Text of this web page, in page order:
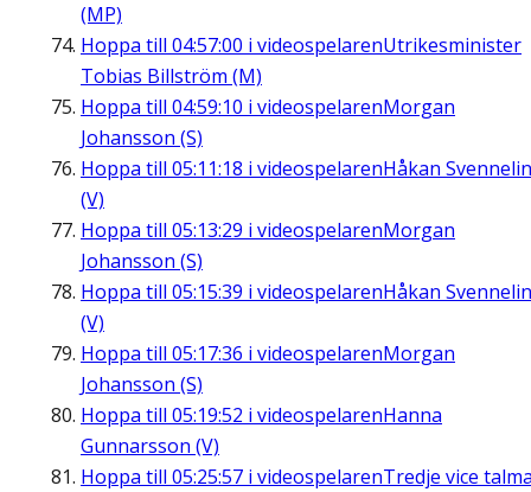
(MP)
Hoppa till 04:57:00 i videospelarenUtrikesminister
Tobias Billström (M)
Hoppa till 04:59:10 i videospelarenMorgan
Johansson (S)
Hoppa till 05:11:18 i videospelarenHåkan
(V)
Hoppa till 05:13:29 i videospelarenMorgan
Johansson (S)
Hoppa till 05:15:39 i videospelarenHåkan
(V)
Hoppa till 05:17:36 i videospelarenMorgan
Johansson (S)
Hoppa till 05:19:52 i videospelarenHanna
Gunnarsson (V)
Hoppa till 05:25:57 i videospelarenTredje vice